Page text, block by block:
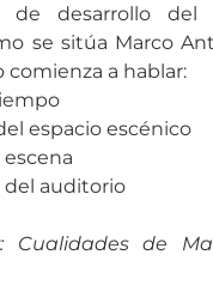
de desarrollo del
se sitúa Marco
comienza a hablar:
espacio escénico
escena
del auditorio
Cualidades de